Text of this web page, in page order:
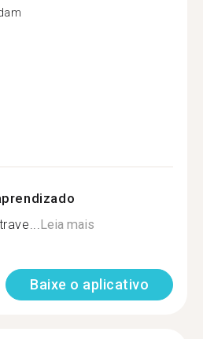
Leia mais
Baixe o aplicativo